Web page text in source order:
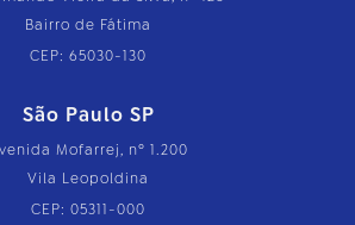
Bairro de Fátima
CEP: 65030-130
São Paulo SP
Mofarrej, nº 1.200
Vila Leopoldina
CEP: 05311-000